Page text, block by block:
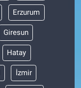
Erzurum
Giresun
Hatay
İzmir